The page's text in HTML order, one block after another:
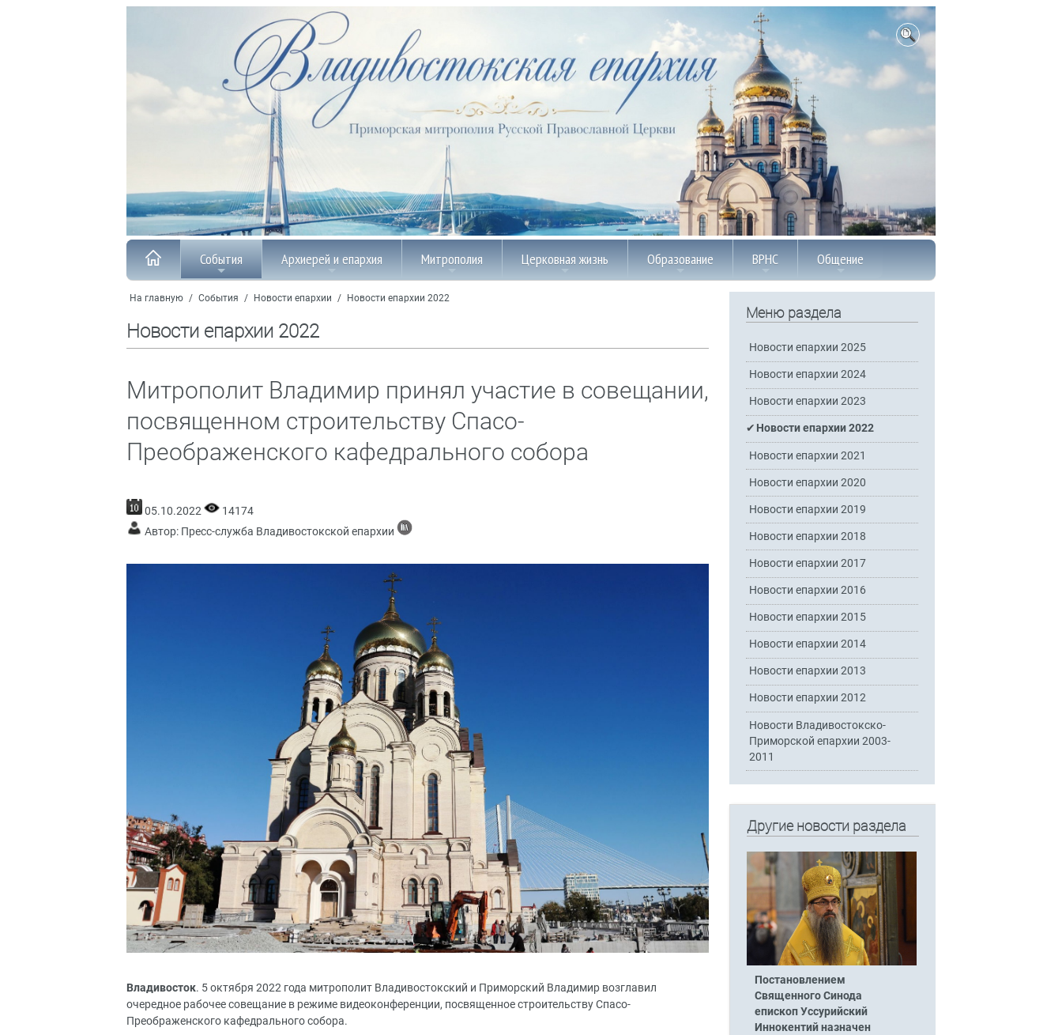
События Архиерей и епархия Митрополия Церковная жизнь Образование ВРНС Общение
На главную / События / Новости епархии / Новости епархии 2022
Новости епархии 2022
Митрополит Владимир принял участие в совещании,
посвященном строительству Спасо-
Преображенского кафедрального собора
05.10.2022
14174
Автор: Пресс-служба Владивостокской епархии
Владивосток. 5 октября 2022 года митрополит Владивостокский и Приморский Владимир возглавил
очередное рабочее совещание в режиме видеоконференции, посвященное строительству Спасо-
Преображенского кафедрального собора.
Меню раздела
Новости епархии 2025
Новости епархии 2024
Новости епархии 2023
Новости епархии 2022
Новости епархии 2021
Новости епархии 2020
Новости епархии 2019
Новости епархии 2018
Новости епархии 2017
Новости епархии 2016
Новости епархии 2015
Новости епархии 2014
Новости епархии 2013
Новости епархии 2012
Новости Владивостокско-
Приморской епархии 2003-
2011
Другие новости раздела
Постановлением
Священного Синода
епископ Уссурийский
Иннокентий назначен